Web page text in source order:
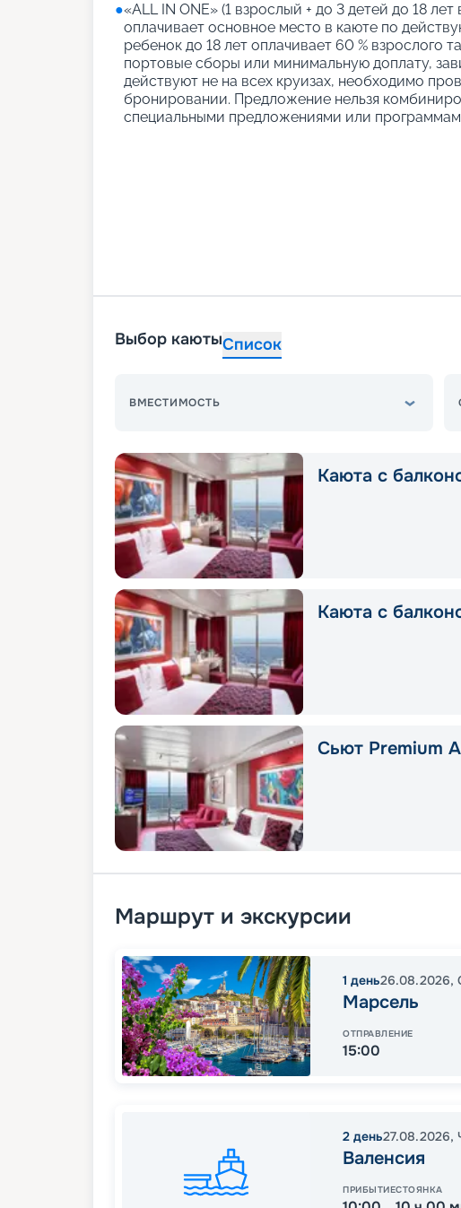
●«АLL IN ONE» (1 взрослый + до 3 детей до 18
оплачивает основное место в каюте по
ребенок до 18 лет оплачивает 60 % взрослого
портовые сборы или минимальную доплату,
действуют не на всех круизах, необходимо
бронировании. Предложение нельзя
специальными предложениями или
Выбор каютыСписок
ВМЕСТИМОСТЬ
Каюта с
Каюта с
Сьют Premium
Маршрут и экскурсии
1 день26.08.2026,
Марсель
ОТПРАВЛЕНИЕ
15:00
2 день27.08.2026,
Валенсия
ПРИБЫТИЕСТОЯНКА